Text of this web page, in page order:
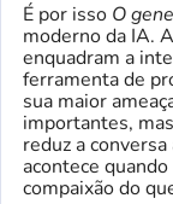
É por isso O
moderno da IA.
enquadram a
ferramenta de
sua maior
importantes,
reduz a
acontece
compaixão do